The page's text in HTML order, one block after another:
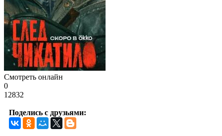
Смотреть онлайн
0
12832
Поделись с друзьями: